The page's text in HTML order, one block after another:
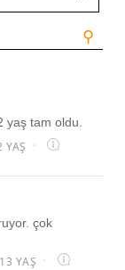
⚲
yaş tam oldu.
YAŞ ·
çok
YAŞ ·